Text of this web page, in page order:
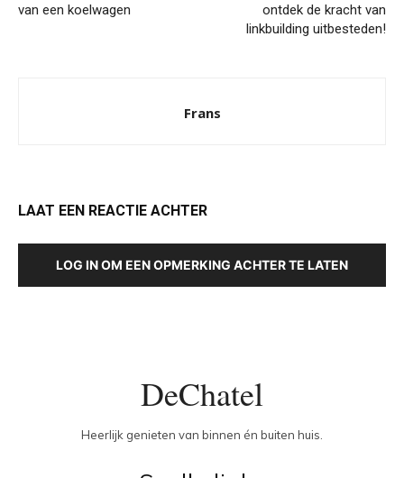
van een koelwagen
ontdek de kracht van
linkbuilding uitbesteden!
Frans
LAAT EEN REACTIE ACHTER
LOG IN OM EEN OPMERKING ACHTER TE LATEN
DeChatel
Heerlijk genieten van binnen én buiten huis.